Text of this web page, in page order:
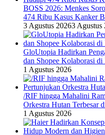
BOSS 2026: Menkes
474 Ribu Kasus Kanker
3 Agustus 20263 Agustus
GloUtopia Hadirkan
dan Shopee Kolaborasi
1 Agustus 2026
/RIF hingga Mahalini
Orkestra Hutan Terbesar
1 Agustus 2026